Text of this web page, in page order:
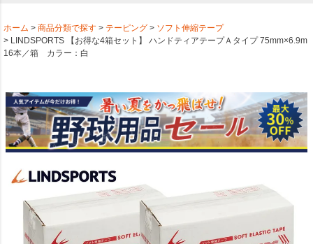
ホーム 商品分類で探す テーピング
ソフト伸縮テープ
LINDSPORTS 【お得な4箱セット】 ハンドティアテープＡタイプ 75mm×6.9m
16本／箱 カラー：白